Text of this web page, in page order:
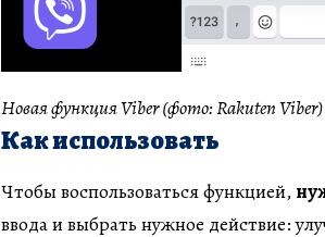
Новая функция Viber (фото: Rakuten Viber)
Как использовать
Чтобы воспользоваться функцией,
ввода и выбрать нужное действие: